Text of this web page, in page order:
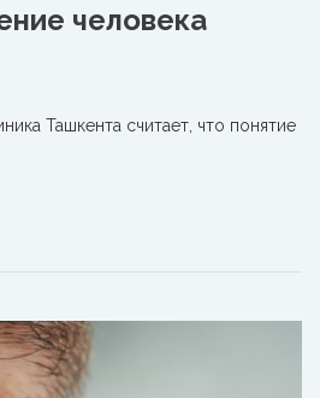
человека
Ташкента считает, что понятие